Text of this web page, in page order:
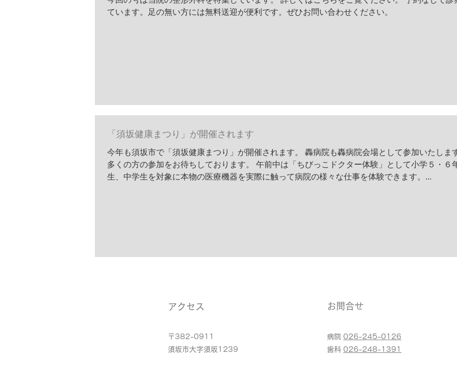
ています。足の無い方には無料送迎が便利です。ぜひお問い合わせください。
「須坂健康まつり」が開催されます
今年も須坂市で「須坂健康まつり」が開催されます。 轟病院も轟病院会場として参加いたしま
多くの方の参加をお待ちしております。 午前中は「ちびっこドクター体験」として小学５・６
生、中学生を対象に本物の医療機器を実際に触って病院の様々な仕事を体験できます。...
アクセス
〒382-0911
​須坂市大字須坂1239
お問合せ
病院 026-245-0126
​歯科 026-248-1391